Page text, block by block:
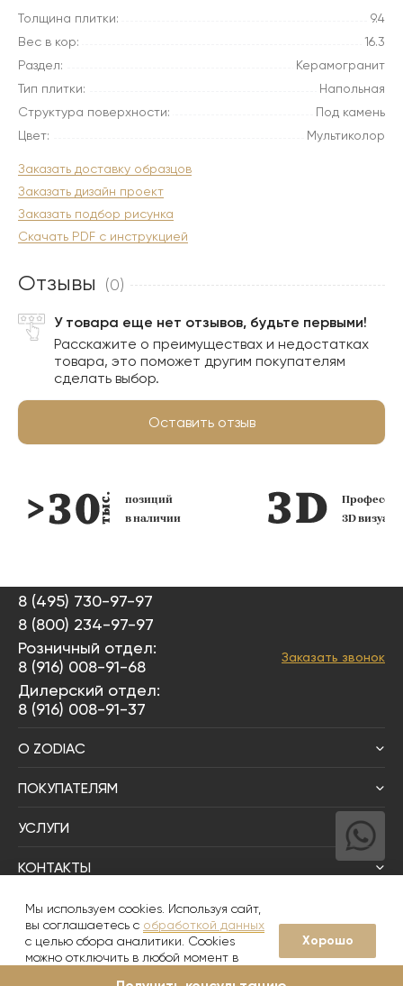
Толщина плитки:
9.4
Вес в кор:
16.3
Раздел:
Керамогранит
Тип плитки:
Напольная
Структура поверхности:
Под камень
Цвет:
Мультиколор
Заказать доставку образцов
Заказать дизайн проект
Заказать подбор рисунка
Скачать PDF с инструкцией
Отзывы (0)
У товара еще нет отзывов, будьте первыми!
Расскажите о преимуществах и недостатках
товара, это поможет другим покупателям
сделать выбор.
Оставить отзыв
позиций
в наличии
3D
8 (495) 730-97-97
8 (800) 234-97-97
Розничный отдел:
8 (916) 008-91-68
Дилерский отдел:
8 (916) 008-91-37
Заказать звонок
О ZODIAC
ПОКУПАТЕЛЯМ
УСЛУГИ
КОНТАКТЫ
Написать директору
© 2008-2026 Zodiac Интерьер&Керамика
Мы используем cookies. Используя сайт,
вы соглашаетесь с обработкой данных
с целью сбора аналитики. Cookies
можно отключить в любой момент в
Хорошо